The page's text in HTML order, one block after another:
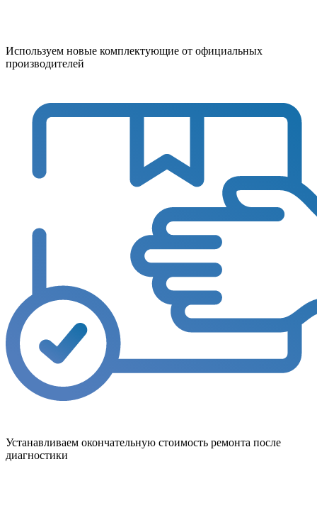
Используем новые комплектующие от официальных
производителей
Устанавливаем окончательную стоимость ремонта после
диагностики